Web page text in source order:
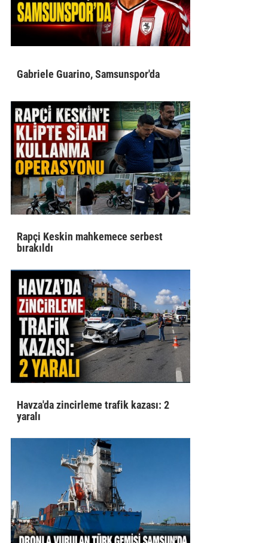
Gabriele Guarino, Samsunspor'da
Rapçi Keskin mahkemece serbest
bırakıldı
Havza'da zincirleme trafik kazası: 2
yaralı